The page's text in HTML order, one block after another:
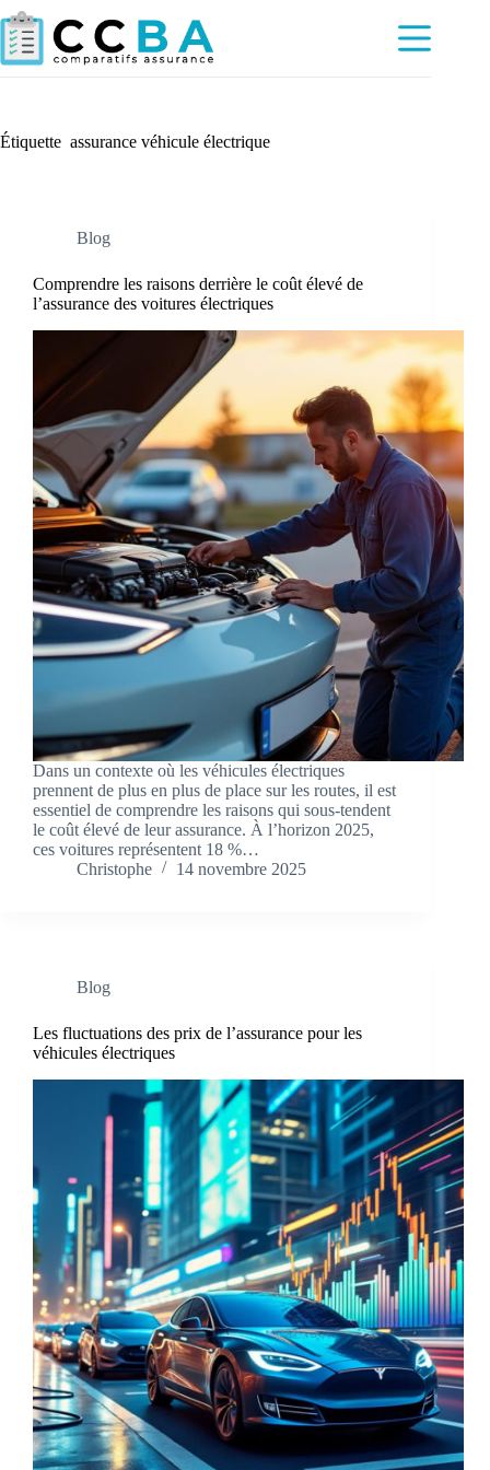
Passer
au
contenu
Étiquette assurance véhicule électrique
Blog
Comprendre les raisons derrière le coût élevé de
l’assurance des voitures électriques
Dans un contexte où les véhicules électriques
prennent de plus en plus de place sur les routes, il est
essentiel de comprendre les raisons qui sous-tendent
le coût élevé de leur assurance. À l’horizon 2025,
ces voitures représentent 18 %…
Christophe
14 novembre 2025
Blog
Les fluctuations des prix de l’assurance pour les
véhicules électriques